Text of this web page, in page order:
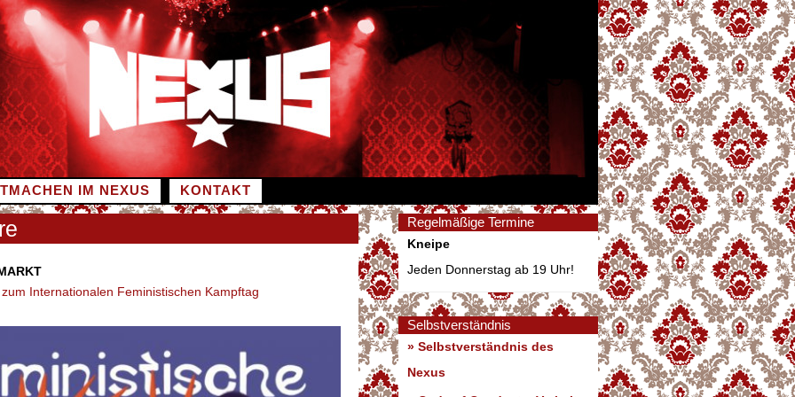
IM NEXUS KONTAKT
Internationalen Feministischen Kampftag
Regelmäßige Termine
Kneipe
Jeden Donnerstag ab 19 Uhr!
Selbstverständnis
» Selbstverständnis des
Nexus